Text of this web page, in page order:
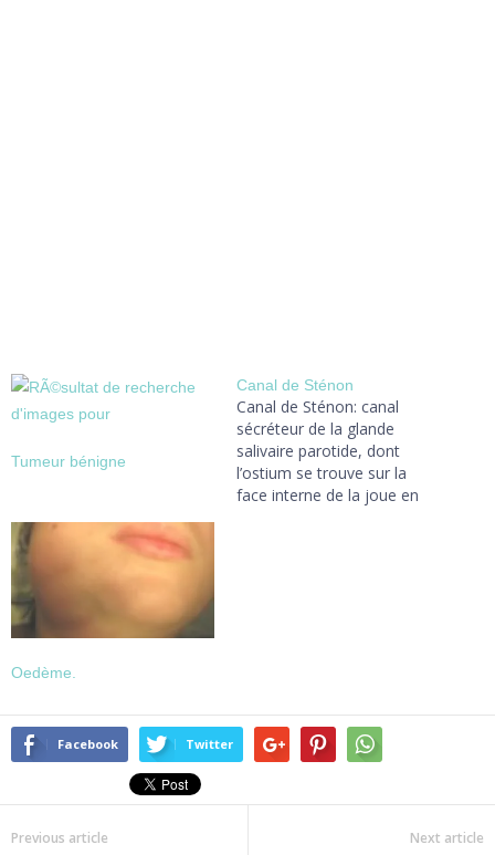
Tumeur bénigne
Canal de Sténon
Canal de Sténon: canal
sécréteur de la glande
salivaire parotide, dont
l’ostium se trouve sur la
face interne de la joue en
Oedème.
Facebook Twitter
Previous article Next article